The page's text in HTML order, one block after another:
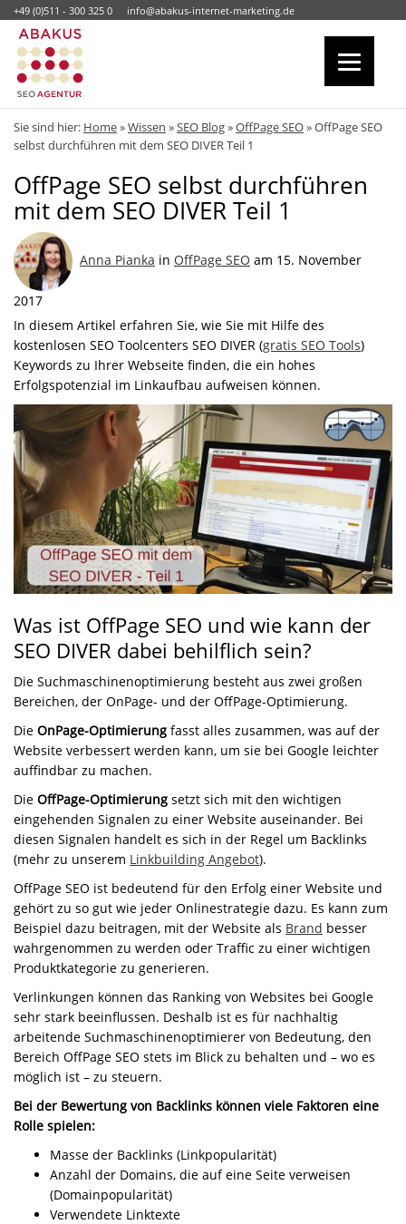
+49 (0)511 - 300 325 0 info@abakus-internet-marketing.de
Sie sind hier: Home»Wissen »SEO Blog»OffPage SEO»OffPage SEO
selbst durchführen mit dem SEO DIVER Teil 1
OffPage SEO selbst durchführen
mit dem SEO DIVER Teil 1
Anna Pianka in OffPage SEO am 15. November
2017
In diesem Artikel erfahren Sie, wie Sie mit Hilfe des
kostenlosen SEO Toolcenters SEO DIVER (gratis SEO Tools)
Keywords zu Ihrer Webseite finden, die ein hohes
Erfolgspotenzial im Linkaufbau aufweisen können.
Was ist OffPage SEO und wie kann der
SEO DIVER dabei behilflich sein?
Die Suchmaschinenoptimierung besteht aus zwei großen
Bereichen, der OnPage- und der OffPage-Optimierung.
Die OnPage-Optimierung fasst alles zusammen, was auf der
Website verbessert werden kann, um sie bei Google leichter
auffindbar zu machen.
Die OffPage-Optimierung setzt sich mit den wichtigen
eingehenden Signalen zu einer Website auseinander. Bei
diesen Signalen handelt es sich in der Regel um Backlinks
(mehr zu unserem Linkbuilding Angebot).
OffPage SEO ist bedeutend für den Erfolg einer Website und
gehört zu so gut wie jeder Onlinestrategie dazu. Es kann zum
Beispiel dazu beitragen, mit der Website als Brand besser
wahrgenommen zu werden oder Traffic zu einer wichtigen
Produktkategorie zu generieren.
Verlinkungen können das Ranking von Websites bei Google
sehr stark beeinflussen. Deshalb ist es für nachhaltig
arbeitende Suchmaschinenoptimierer von Bedeutung, den
Bereich OffPage SEO stets im Blick zu behalten und – wo es
möglich ist – zu steuern.
Bei der Bewertung von Backlinks können viele Faktoren eine
Rolle spielen:
Masse der Backlinks (Linkpopularität)
Anzahl der Domains, die auf eine Seite verweisen
(Domainpopularität)
Verwendete Linktexte